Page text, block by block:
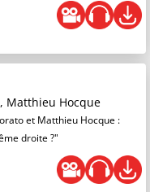
Matthieu Hocque
et Matthieu Hocque :
droite ?"